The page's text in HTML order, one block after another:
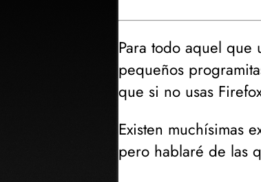
Para todo aquel que
pequeños
que si no usas
Existen muchísimas
pero hablaré de las